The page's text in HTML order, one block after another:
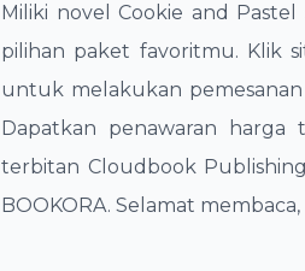
​Miliki novel Cookie and
pilihan paket favoritmu. Klik
untuk melakukan
Dapatkan penawaran harga
terbitan Cloudbook
BOOKORA. Selamat